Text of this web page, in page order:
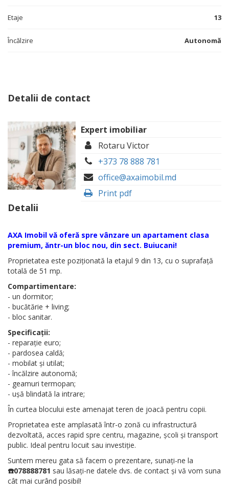
Etaje 13
Încălzire Autonomă
Detalii de contact
Expert imobiliar
Rotaru Victor
+373 78 888 781
office@axaimobil.md
Print pdf
Detalii
AXA Imobil vă oferă spre vânzare un apartament clasa
premium, ăntr-un bloc nou, din sect. Buiucani!
Proprietatea este poziționată la etajul 9 din 13, cu o suprafață
totală de 51 mp.
Compartimentare:
- un dormitor;
- bucătărie + living;
- bloc sanitar.
Specificații:
- reparație euro;
- pardosea caldă;
- mobilat și utilat;
- încălzire autonomă;
- geamuri termopan;
- ușă blindată la intrare;
În curtea blocului este amenajat teren de joacă pentru copii.
Proprietatea este amplasată într-o zonă cu infrastructură
dezvoltată, acces rapid spre centru, magazine, școli și transport
public. Ideal pentru locuit sau investiție.
Suntem mereu gata să facem o prezentare, sunați-ne la
☎️078888781 sau lăsați-ne datele dvs. de contact și vă vom suna
cât mai curând posibil!